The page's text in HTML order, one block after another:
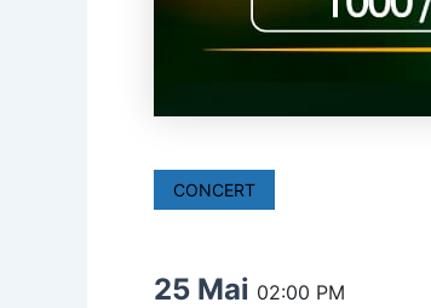
CONCERT
25 Mai 02:00 PM